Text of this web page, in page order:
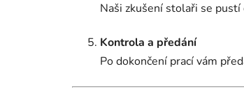
Naši zkušení stolaři se pustí
Kontrola a předání
Po dokončení prací vám